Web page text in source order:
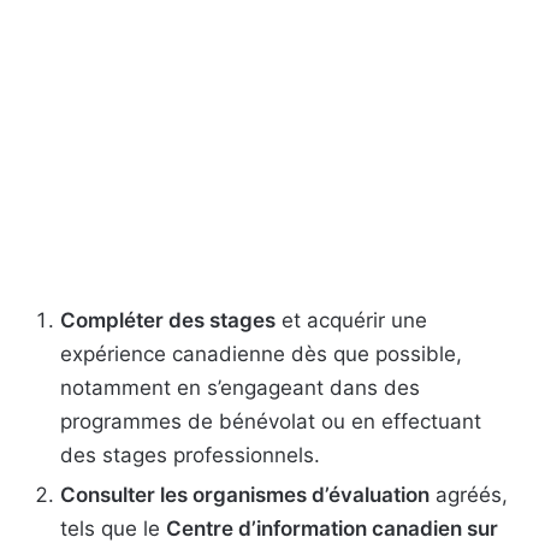
Compléter des stages et acquérir une
expérience canadienne dès que possible,
notamment en s’engageant dans des
programmes de bénévolat ou en effectuant
des stages professionnels.
Consulter les organismes d’évaluation agréés,
tels que le Centre d’information canadien sur